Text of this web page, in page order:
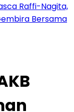
Raffi-Nagita,
Bersama